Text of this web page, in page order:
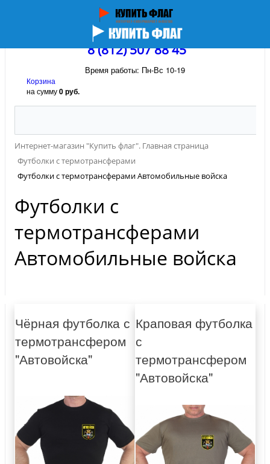
8 (812) 507 88 45
Время работы: Пн-Вс 10-19
Корзина
на сумму0 руб.
Интернет-магазин "Купить флаг". Главная страница
Футболки с термотрансферами
Футболки с термотрансферами Автомобильные войска
Футболки с
термотрансферами
Автомобильные войска
Чёрная футболка с
термотрансфером
"Автовойска"
Краповая футболка
с
термотрансфером
"Автовойска"